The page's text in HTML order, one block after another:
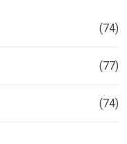
(74)
(77)
(74)